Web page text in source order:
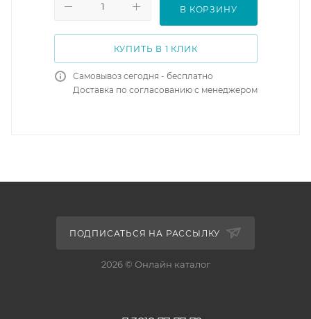
В КОРЗИНУ
КУПИТЬ В 1 КЛИК
Самовывоз сегодня - бесплатно
Доставка по согласованию с менеджером
ПОДПИСАТЬСЯ НА РАССЫЛКУ
2026 © Онлайн каталог